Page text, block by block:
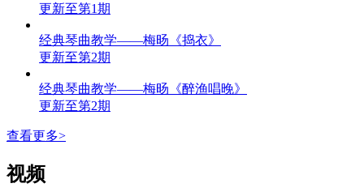
更新至第1期
经典琴曲教学——梅旸《捣衣》
更新至第2期
经典琴曲教学——梅旸《醉渔唱晚》
更新至第2期
查看更多>
视频